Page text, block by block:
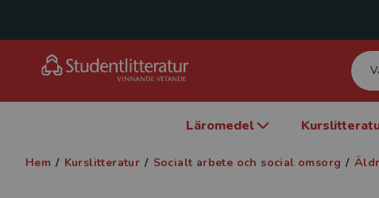
Läromedel
Hem / Kurslitteratur / Socialt arbete och social omsorg /